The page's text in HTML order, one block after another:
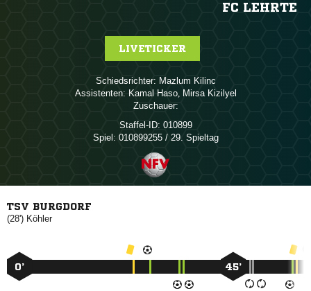
FC LEHRTE
LIVETICKER
Schiedsrichter:  
Assistenten:  ,  
Zuschauer:
Staffel-ID: 010899
Spiel: 010899255 / 29. Spieltag
TSV BURGDORF
(28') 
0’ 45’